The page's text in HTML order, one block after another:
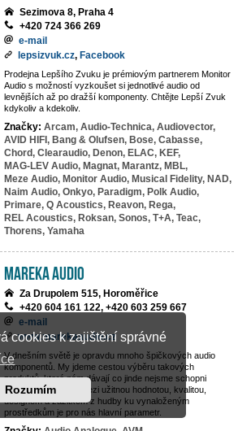
cookies k zajištění správné
Rozumím
Sezimova 8, Praha 4
+420 724 366 269
e-mail
lepsizvuk.cz, Facebook
Prodejna Lepšího Zvuku je prémiovým partnerem Monitor
Audio s možností vyzkoušet si jednotlivé audio od
levnějších až po dražší komponenty. Chtějte Lepší Zvuk
kdykoliv a kdekoliv.
Značky: Arcam, Audio-Technica, Audiovector,
AVID HIFI, Bang & Olufsen, Bose, Cabasse,
Chord, Clearaudio, Denon, ELAC, KEF,
MAG-LEV Audio, Magnat, Marantz, MBL,
Meze Audio, Monitor Audio, Musical Fidelity, NAD,
Naim Audio, Onkyo, Paradigm, Polk Audio,
Primare, Q Acoustics, Reavon, Rega,
REL Acoustics, Roksan, Sonos, T+A, Teac,
Thorens, Yamaha
MAREKA AUDIO
Za Drupolem 515, Horoměřice
+420 604 161 122, +420 603 259 667
e-mail
www.marekaaudio.cz
V dnešním světě je opravdu mnoho špičkových audio
komponentů. My jdeme cestou výběru takových
produktů, které nám dávají co jinde nejsme schopni
nalézt. Rovnováha mezi užitnou hodnotou, kvalitou,
designem a zážitkem z hudby ku vynaloženým
prostředkům je pro nás hlavní parametr.